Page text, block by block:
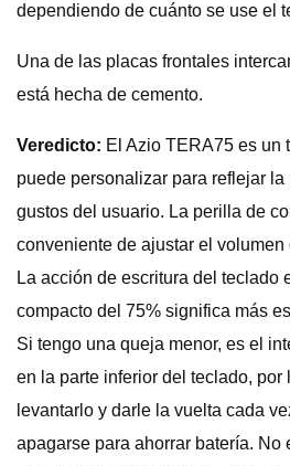
dependiendo de cuánto se use el
Una de las placas frontales
está hecha de cemento.
Veredicto: El Azio TERA75 es un
puede personalizar para reflejar
gustos del usuario. La perilla de
conveniente de ajustar el
La acción de escritura del teclado
compacto del 75% significa más
Si tengo una queja menor, es el
en la parte inferior del teclado, por
levantarlo y darle la vuelta cada
apagarse para ahorrar batería. No